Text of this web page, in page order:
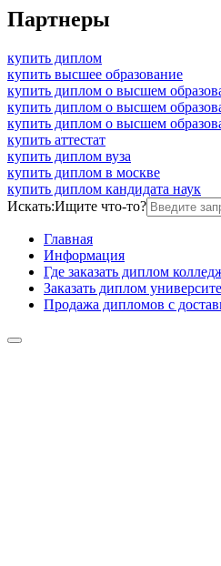
Партнеры
купить диплом
купить высшее образование
купить диплом о высшем
купить диплом о высшем
купить диплом о высшем
купить аттестат
купить диплом вуза
купить диплом в москве
купить диплом кандидата наук
Искать:Ищите что-то?
Главная
Информация
Где заказать диплом
Заказать диплом
Продажа дипломов с